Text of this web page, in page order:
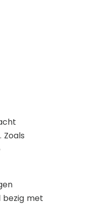
Zoals
bezig met